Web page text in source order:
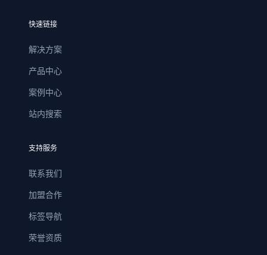
快速链接
解决方案
产品中心
案例中心
站内搜索
支持服务
联系我们
加盟合作
标签导航
荣誉资质